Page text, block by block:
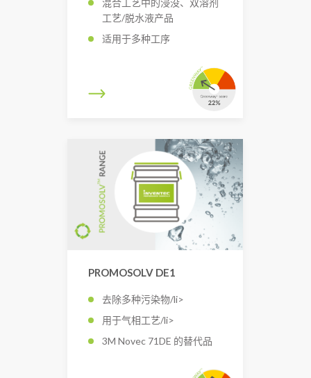
混合工艺中的浸没、双溶剂
工艺/脱水液产品
适用于多种工序
PROMOSOLV DE1
去除多种污染物/li>
用于气相工艺/li>
3M Novec 71DE 的替代品